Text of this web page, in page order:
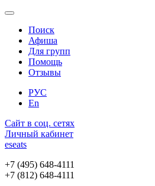
Поиск
Афиша
Для групп
Помощь
Отзывы
РУС
En
Сайт в соц. сетях
Личный кабинет
eseats
+7 (495) 648-4111
+7 (812) 648-4111